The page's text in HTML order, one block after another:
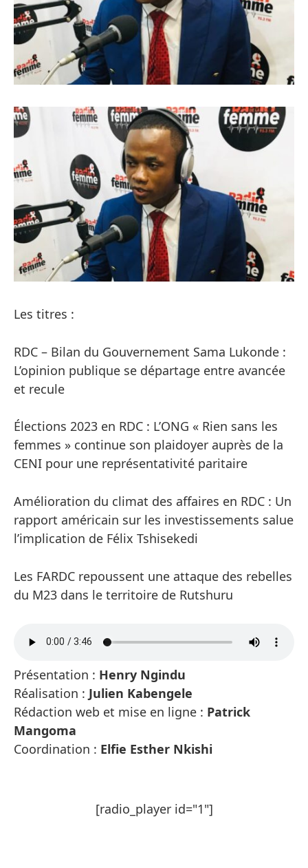
Les titres :
RDC – Bilan du Gouvernement Sama Lukonde :
L’opinion publique se départage entre avancée
et recule
Élections 2023 en RDC : L’ONG « Rien sans les
femmes » continue son plaidoyer auprès de la
CENI pour une représentativité paritaire
Amélioration du climat des affaires en RDC : Un
rapport américain sur les investissements salue
l’implication de Félix Tshisekedi
Les FARDC repoussent une attaque des rebelles
du M23 dans le territoire de Rutshuru
Présentation : Henry Ngindu
Réalisation : Julien Kabengele
Rédaction web et mise en ligne : Patrick
Mangoma
Coordination : Elfie Esther Nkishi
[radio_player id="1"]